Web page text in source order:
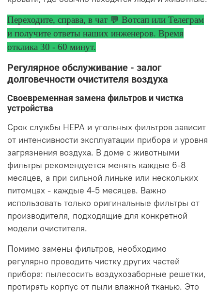
Переходите, справа, в чат 💬 Вотсап или Телеграм
и получите ответы наших инженеров. Время
отклика 30 - 60 минут.
Регулярное обслуживание - залог
долговечности очистителя воздуха
Своевременная замена фильтров и чистка
устройства
Срок службы HEPA и угольных фильтров зависит
от интенсивности эксплуатации прибора и уровня
загрязнения воздуха. В доме с животными
фильтры рекомендуется менять каждые 6-8
месяцев, а при сильной линьке или нескольких
питомцах - каждые 4-5 месяцев. Важно
использовать только оригинальные фильтры от
производителя, подходящие для конкретной
модели очистителя.
Помимо замены фильтров, необходимо
регулярно проводить чистку других частей
прибора: пылесосить воздухозаборные решетки,
протирать корпус от пыли влажной тканью. Это